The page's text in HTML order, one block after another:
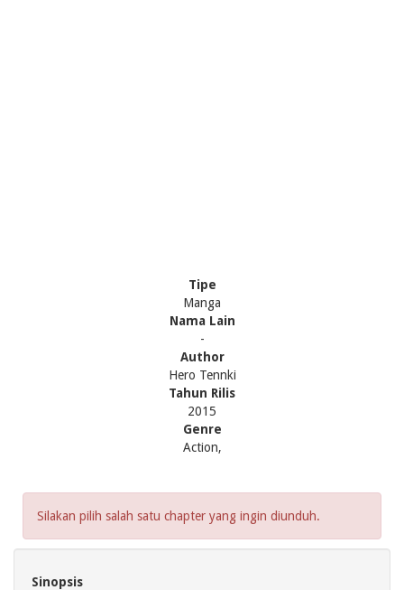
Tipe
Manga
Nama Lain
-
Author
Hero Tennki
Tahun Rilis
2015
Genre
Action,
Silakan pilih salah satu chapter yang ingin diunduh.
Sinopsis